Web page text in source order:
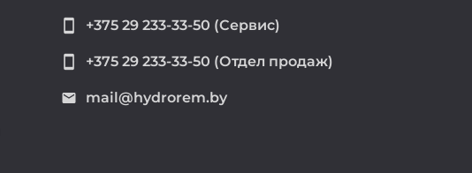
smartphone +375 29 233-33-50 (Сервис)
smartphone +375 29 233-33-50 (Отдел продаж)
email mail@hydrorem.by